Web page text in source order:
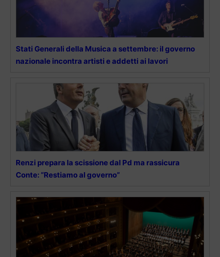
Stati Generali della Musica a settembre: il governo
nazionale incontra artisti e addetti ai lavori
Renzi prepara la scissione dal Pd ma rassicura
Conte: “Restiamo al governo”